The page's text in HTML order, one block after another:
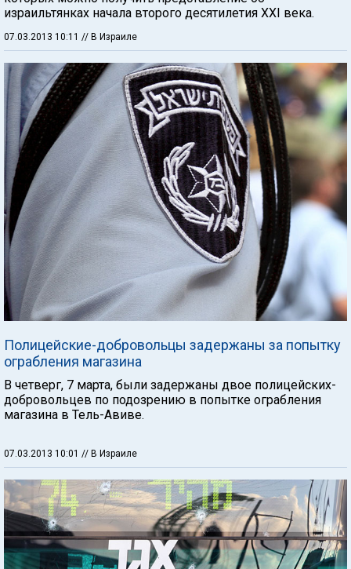
израильтянках начала второго десятилетия XXI века.
07.03.2013 10:11 // В Израиле
Полицейские-добровольцы задержаны за попытку
ограбления магазина
В четверг, 7 марта, были задержаны двое полицейских-
добровольцев по подозрению в попытке ограбления
магазина в Тель-Авиве.
07.03.2013 10:01 // В Израиле